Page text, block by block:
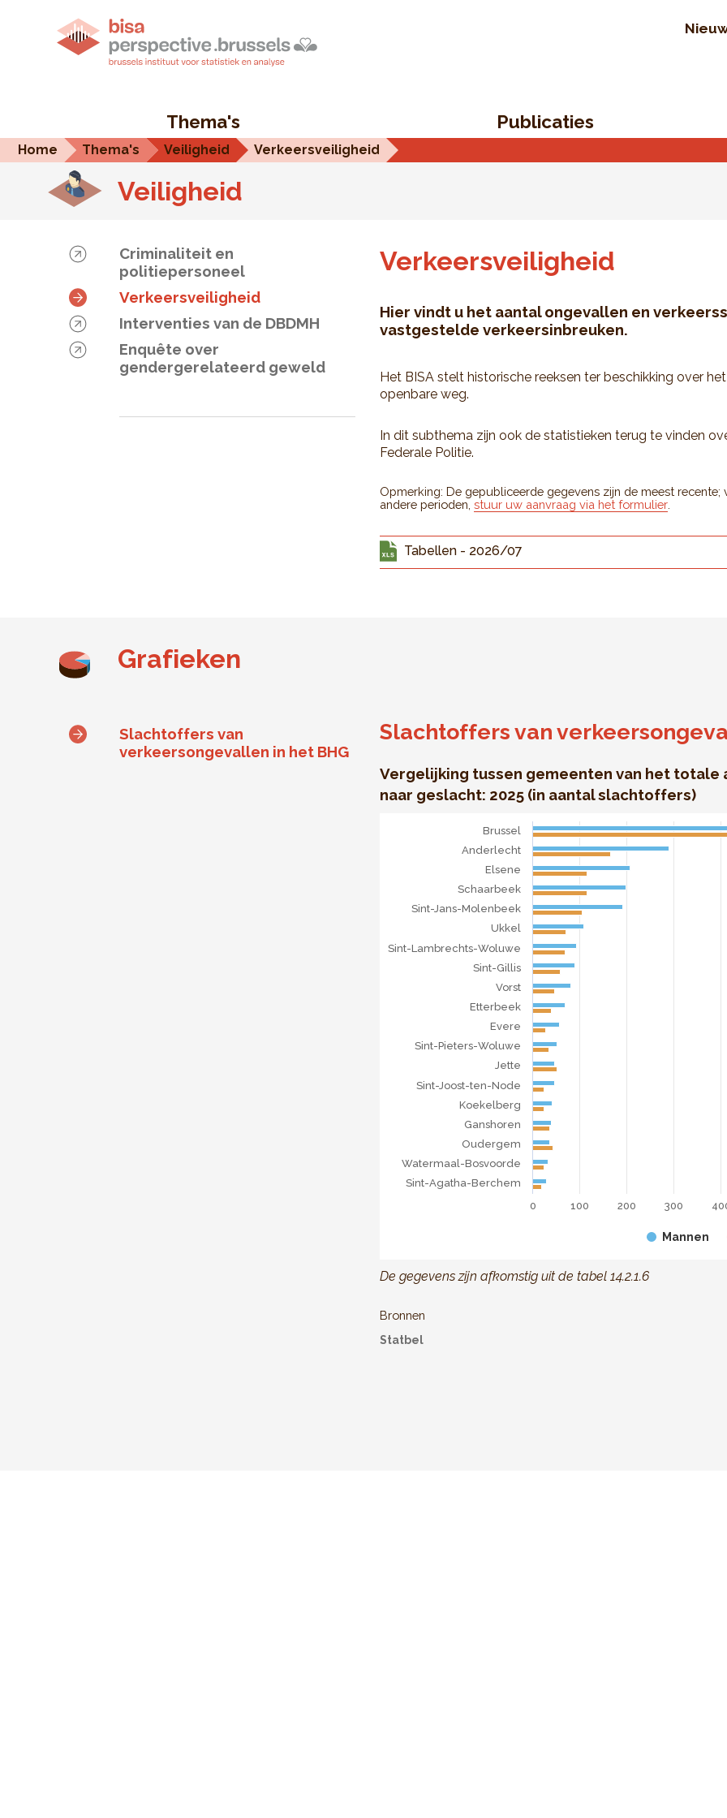
Thema's Publicaties
Home Thema's Veiligheid Verkeersveiligheid
Veiligheid
Criminaliteit en
politiepersoneel
Verkeersveiligheid
Interventies van de DBDMH
Enquête over
gendergerelateerd geweld
Verkeersveiligheid
Hier vindt u het aantal ongevallen en
vastgestelde verkeersinbreuken.
Het BISA stelt historische reeksen ter beschikking over
openbare weg.
In dit subthema zijn ook de statistieken terug te vinden
Federale Politie.
Opmerking: De gepubliceerde gegevens zijn de meest
andere perioden, stuur uw aanvraag via het formulier.
Tabellen - 2026/07
Grafieken
Slachtoffers van
verkeersongevallen in het BHG
Slachtoffers van
Vergelijking tussen gemeenten van het
naar geslacht: 2025 (in aantal slachtoffers)
Slachtoffers van verkeersongevallen in het BHG
Bar chart with 2 data series.
Vergelijking tussen gemeenten van het totale aantal
The chart has 1 X axis displaying categories.
The chart has 1 Y axis displaying . Data ranges from 19 to
Mannen
Brussel
Anderlecht
Elsene
Schaarbeek
Sint-Jans-Molenbeek
Ukkel
Sint-Lambrechts-Woluwe
Sint-Gillis
Vorst
Etterbeek
Evere
Sint-Pieters-Woluwe
Jette
Sint-Joost-ten-Node
Koekelberg
Ganshoren
Oudergem
Watermaal-Bosvoorde
Sint-Agatha-Berchem
0
100 200 300
De gegevens zijn afkomstig uit de tabel 14.2.1.6
Bronnen
Statbel